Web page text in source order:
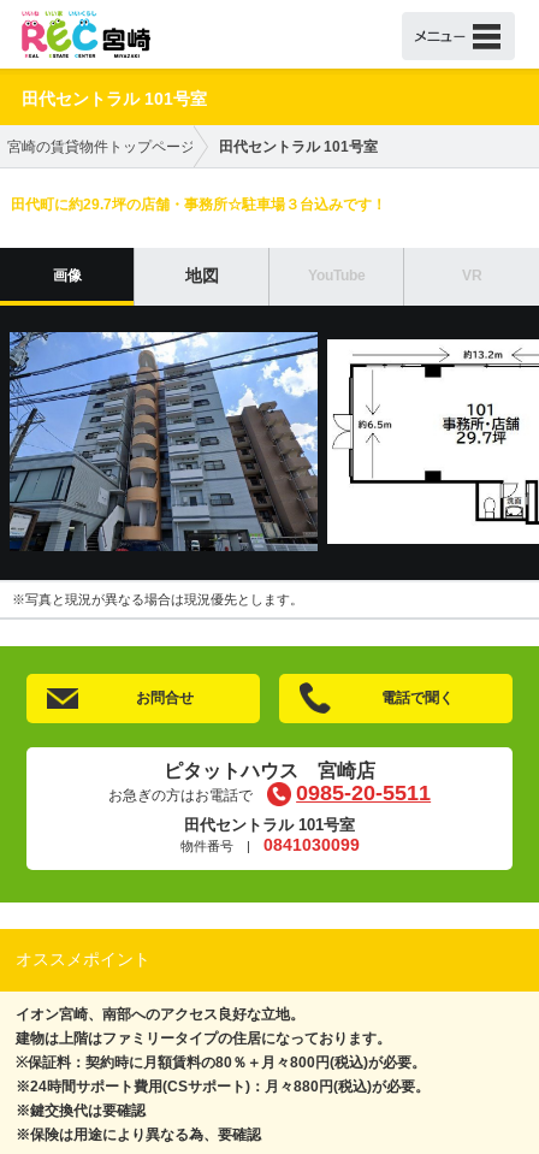
田代セントラル 101号室
宮崎の賃貸物件トップページ 田代セントラル 101号室
田代町に約29.7坪の店舗・事務所☆駐車場３台込みです！
画像 地図 YouTube VR
※写真と現況が異なる場合は現況優先とします。
お問合せ 電話で聞く
ピタットハウス 宮崎店
お急ぎの方はお電話で 0985-20-5511
田代セントラル 101号室
物件番号 | 0841030099
オススメポイント
イオン宮崎、南部へのアクセス良好な立地。
建物は上階はファミリータイプの住居になっております。
※保証料：契約時に月額賃料の80％＋月々800円(税込)が必要。
※24時間サポート費用(CSサポート)：月々880円(税込)が必要。
※鍵交換代は要確認
※保険は用途により異なる為、要確認